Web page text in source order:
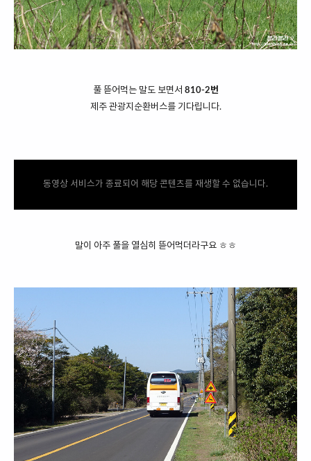
풀 뜯어먹는 말도 보면서 810-2번
제주 관광지순환버스를 기다립니다.
동영상 서비스가 종료되어 해당 콘텐츠를 재생할 수 없습니다.
말이 아주 풀을 열심히 뜯어먹더라구요 ㅎㅎ